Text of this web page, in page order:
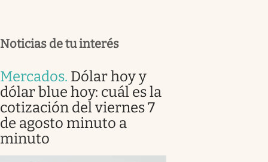
Noticias de tu interés
Mercados. Dólar hoy y
dólar blue hoy: cuál es la
cotización del viernes 7
de agosto minuto a
minuto